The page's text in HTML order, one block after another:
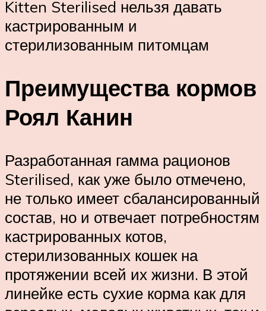
Kitten Sterilised нельзя давать
кастрированным и
стерилизованным питомцам
Преимущества кормов
Роял Канин
Разработанная гамма рационов
Sterilised, как уже было отмечено,
не только имеет сбалансированный
состав, но и отвечает потребностям
кастрированных котов,
стерилизованных кошек на
протяжении всей их жизни. В этой
линейке есть сухие корма как для